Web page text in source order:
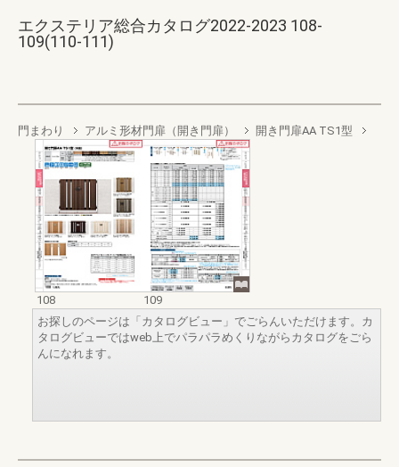
エクステリア総合カタログ2022-2023 108-
109(110-111)
門まわり アルミ形材門扉（開き門扉） 開き門扉AA TS1型
108
109
お探しのページは「カタログビュー」でごらんいただけます。カ
タログビューではweb上でパラパラめくりながらカタログをごら
んになれます。